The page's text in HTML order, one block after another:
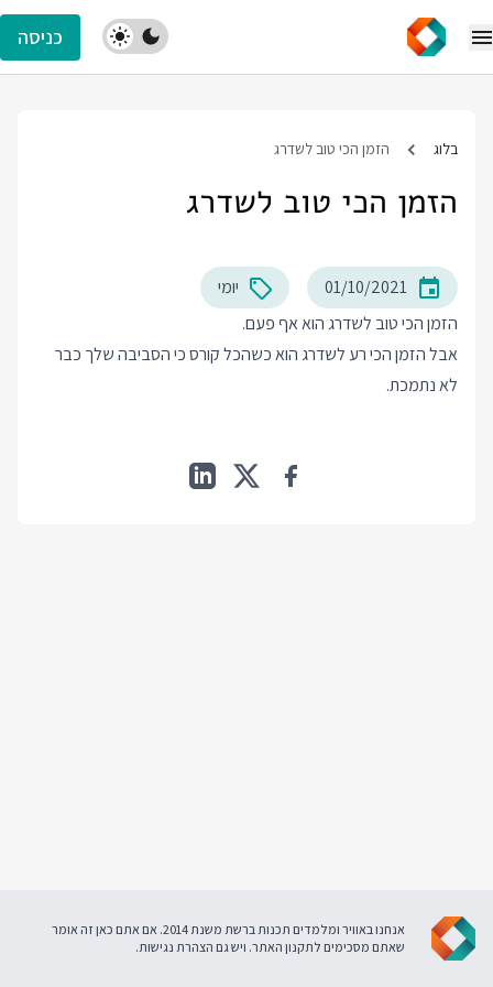
כניסה
בלוג הזמן הכי טוב לשדרג
הזמן הכי טוב לשדרג
01/10/2021
יומי
הזמן הכי טוב לשדרג הוא אף פעם.
אבל הזמן הכי רע לשדרג הוא כשהכל קורס כי הסביבה שלך כבר
לא נתמכת.
אנחנו באוויר ומלמדים תכנות ברשת משנת 2014. אם אתם כאן זה אומר
שאתם מסכימים לתקנון האתר. ויש גם הצהרת נגישות.